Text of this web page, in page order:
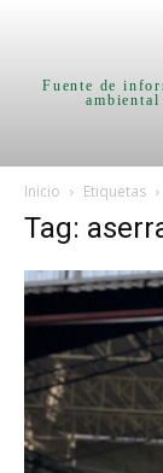
Fuente de
Inicio Etiquetas
Tag: